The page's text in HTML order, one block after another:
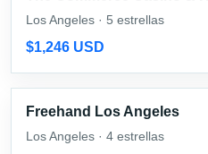
Los Angeles · 5 estrellas
$1,246 USD
Freehand Los Angeles
Los Angeles · 4 estrellas